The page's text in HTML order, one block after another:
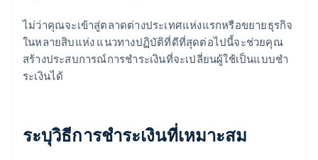
ไม่ว่าคุณจะเข้าสู่ตลาดต่างประเทศแห่งแรกหรือขยายธุรกิจ
ในหลายสิบแห่ง แนวทางปฏิบัติที่ดีที่สุดต่อไปนี้จะช่วยคุณ
สร้างประสบการณ์การชําระเงินที่จะเปลี่ยนผู้ใช้เป็นแบบชํา
ระเงินได้
ระบุวิธีการชําระเงินที่เหมาะสม